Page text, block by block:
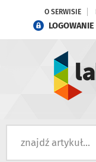
O SERWISIE
LOGOWANIE